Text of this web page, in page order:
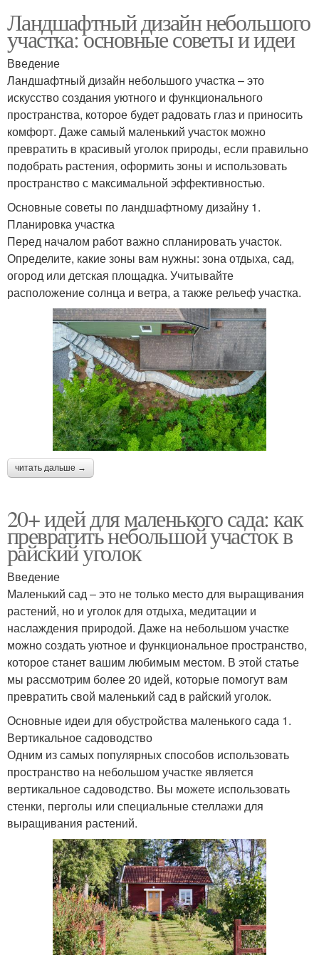
Ландшафтный дизайн небольшого
участка: основные советы и идеи
Введение
Ландшафтный дизайн небольшого участка – это
искусство создания уютного и функционального
пространства, которое будет радовать глаз и приносить
комфорт. Даже самый маленький участок можно
превратить в красивый уголок природы, если правильно
подобрать растения, оформить зоны и использовать
пространство с максимальной эффективностью.
Основные советы по ландшафтному дизайну 1.
Планировка участка
Перед началом работ важно спланировать участок.
Определите, какие зоны вам нужны: зона отдыха, сад,
огород или детская площадка. Учитывайте
расположение солнца и ветра, а также рельеф участка.
читать дальше →
20+ идей для маленького сада: как
превратить небольшой участок в
райский уголок
Введение
Маленький сад – это не только место для выращивания
растений, но и уголок для отдыха, медитации и
наслаждения природой. Даже на небольшом участке
можно создать уютное и функциональное пространство,
которое станет вашим любимым местом. В этой статье
мы рассмотрим более 20 идей, которые помогут вам
превратить свой маленький сад в райский уголок.
Основные идеи для обустройства маленького сада 1.
Вертикальное садоводство
Одним из самых популярных способов использовать
пространство на небольшом участке является
вертикальное садоводство. Вы можете использовать
стенки, перголы или специальные стеллажи для
выращивания растений.